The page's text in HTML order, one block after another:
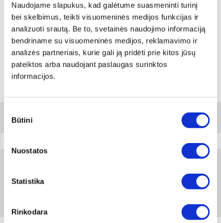
Naudojame slapukus, kad galėtume suasmeninti turinį
bei skelbimus, teikti visuomeninės medijos funkcijas ir
analizuoti srautą. Be to, svetainės naudojimo informaciją
bendriname su visuomeninės medijos, reklamavimo ir
analizės partneriais, kurie gali ją pridėti prie kitos jūsų
pateiktos arba naudojant paslaugas surinktos
informacijos.
pasirinkimas
Būtini
Nuostatos
Statistika
Rinkodara
Reikia daugiau informacijos?
Rodyti artimiausią parduotuvę
Skambinti:+370 694 91387
Filtrai